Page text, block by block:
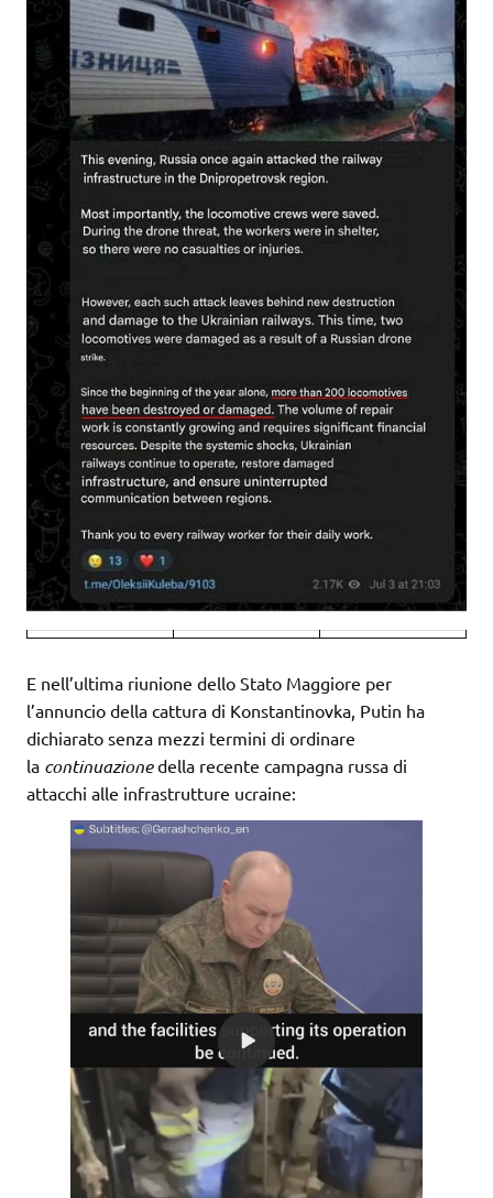
E nell’ultima riunione dello Stato Maggiore per
l’annuncio della cattura di Konstantinovka, Putin ha
dichiarato senza mezzi termini di ordinare
la continuazionedella recente campagna russa di
attacchi alle infrastrutture ucraine: